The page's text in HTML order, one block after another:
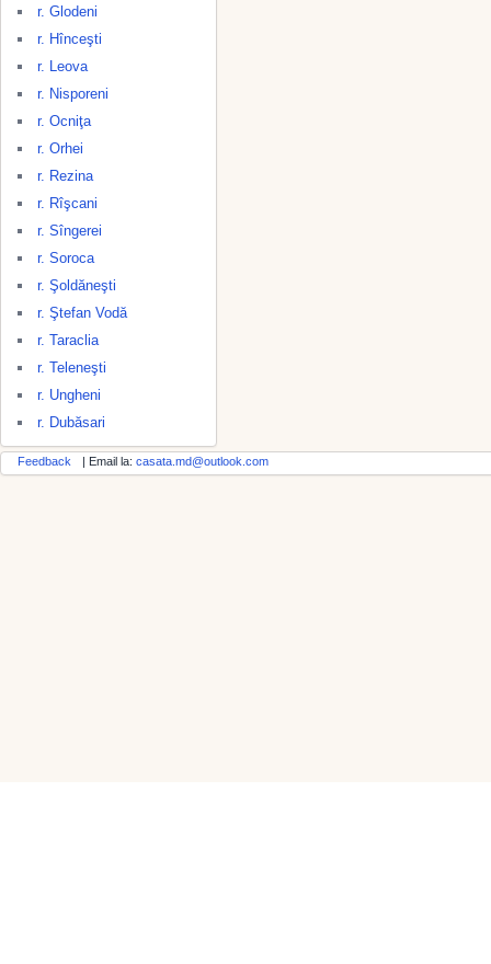
r. Glodeni
r. Hînceşti
r. Leova
r. Nisporeni
r. Ocniţa
r. Orhei
r. Rezina
r. Rîşcani
r. Sîngerei
r. Soroca
r. Şoldăneşti
r. Ştefan Vodă
r. Taraclia
r. Teleneşti
r. Ungheni
r. Dubăsari
Feedback | Email la: casata.md@outlook.com